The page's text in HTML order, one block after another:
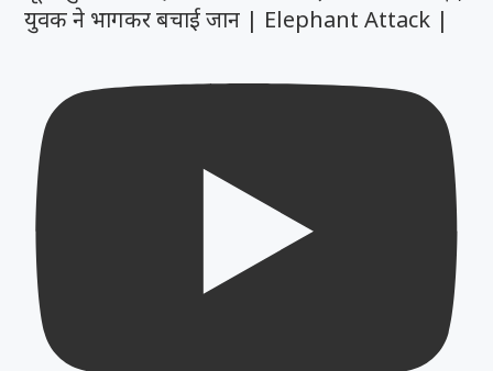
युवक ने भागकर बचाई जान | Elephant Attack |